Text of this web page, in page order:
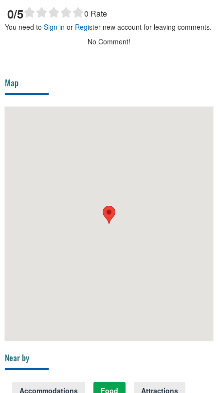
0/5 0 Rate
You need to Sign in or Register new account for leaving comments.
No Comment!
Map
Near by
Accommodations Food
Attractions